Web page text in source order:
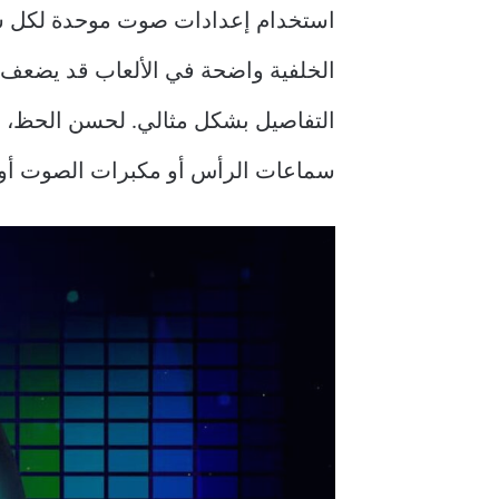
استخدام إعدادات صوت موحدة لكل
الخلفية واضحة في الألعاب قد
سماعات الرأس أو مكبرات الصوت